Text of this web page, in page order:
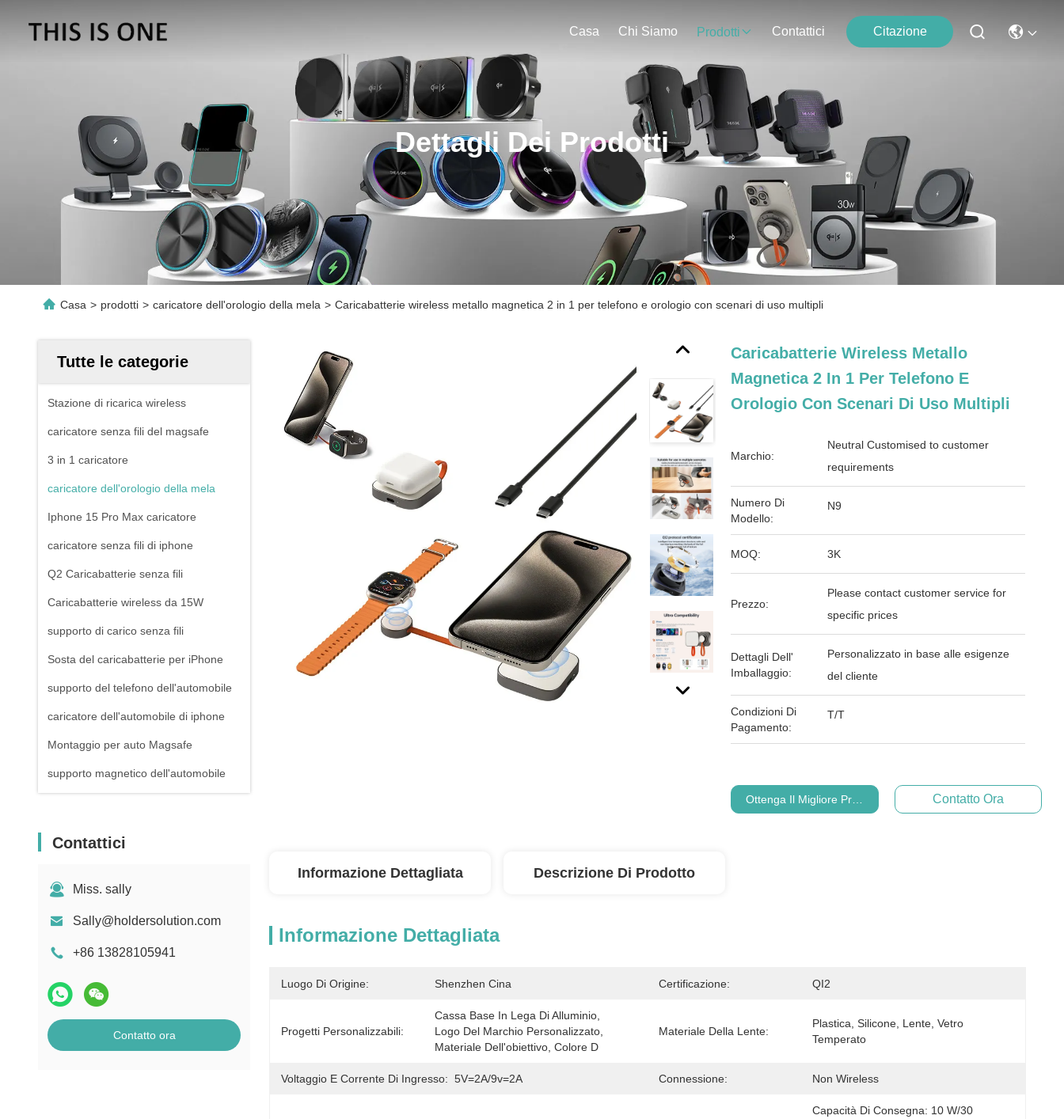
Casa Chi Siamo Prodotti Contattici Citazione
Dettagli Dei Prodotti
Casa > prodotti > caricatore dell'orologio della mela > Caricabatterie wireless metallo magnetica 2 in 1 per telefono e orologio con scenari di uso multipli
Tutte le categorie
Stazione di ricarica wireless
caricatore senza fili del magsafe
3 in 1 caricatore
caricatore dell'orologio della mela
Iphone 15 Pro Max caricatore
caricatore senza fili di iphone
Q2 Caricabatterie senza fili
Caricabatterie wireless da 15W
supporto di carico senza fili
Sosta del caricabatterie per iPhone
supporto del telefono dell'automobile
caricatore dell'automobile di iphone
Montaggio per auto Magsafe
supporto magnetico dell'automobile
Contattici
Miss. sally
Sally@holdersolution.com
+86 13828105941
Contatto ora
Caricabatterie Wireless Metallo
Magnetica 2 In 1 Per Telefono E
Orologio Con Scenari Di Uso Multipli
Marchio:
Neutral Customised to customer
requirements
Numero Di
Modello:
N9
MOQ: 3K
Prezzo:
Please contact customer service for
specific prices
Dettagli Dell'
Imballaggio:
Personalizzato in base alle esigenze
del cliente
Condizioni Di
Pagamento:
T/T
Ottenga Il Migliore Prezzo Contatto Ora
Informazione Dettagliata Descrizione Di Prodotto
Informazione Dettagliata
Luogo Di Origine: Shenzhen Cina Certificazione: QI2
Progetti Personalizzabili:
Cassa Base In Lega Di Alluminio,
Logo Del Marchio Personalizzato,
Materiale Dell'obiettivo, Colore D
Materiale Della Lente:
Plastica, Silicone, Lente, Vetro
Temperato
Voltaggio E Corrente Di Ingresso: 5V=2A/9v=2A Connessione: Non Wireless
Capacità Di Consegna: 10 W/30